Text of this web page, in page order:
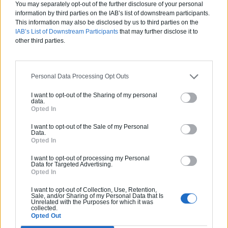
You may separately opt-out of the further disclosure of your personal
information by third parties on the IAB’s list of downstream participants.
This information may also be disclosed by us to third parties on the
IAB’s List of Downstream Participants that may further disclose it to
other third parties.
Personal Data Processing Opt Outs
I want to opt-out of the Sharing of my personal
data.
Opted In
I want to opt-out of the Sale of my Personal
Data.
Opted In
I want to opt-out of processing my Personal
Data for Targeted Advertising.
Opted In
I want to opt-out of Collection, Use, Retention,
Sale, and/or Sharing of my Personal Data that Is
Unrelated with the Purposes for which it was
collected.
Opted Out
0800 20 03 20
Labels et certifications : RGE
Partenaire
Activités :Salle de bain, Couverture tuiles / petits éléments, Isolation thermique des murs intérieurs, Alarme, Isolation des combles aménageables, Traitement de l'eau, Décrassage / Démoussage de toiture, Cheminée, Terrassement, Plancher chauffant
Pas d'avis pour ce pro.